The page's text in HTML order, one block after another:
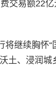
交易额22
继续胸怀
土、浸润